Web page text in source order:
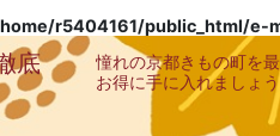
r5404161/public_html/e-
底
憧れの京都きもの町を
お得に手に入れましょう